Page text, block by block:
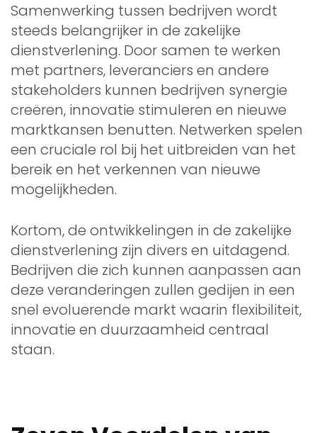
Samenwerking tussen bedrijven wordt
steeds belangrijker in de zakelijke
dienstverlening. Door samen te werken
met partners, leveranciers en andere
stakeholders kunnen bedrijven synergie
creëren, innovatie stimuleren en nieuwe
marktkansen benutten. Netwerken spelen
een cruciale rol bij het uitbreiden van het
bereik en het verkennen van nieuwe
mogelijkheden.
Kortom, de ontwikkelingen in de zakelijke
dienstverlening zijn divers en uitdagend.
Bedrijven die zich kunnen aanpassen aan
deze veranderingen zullen gedijen in een
snel evoluerende markt waarin flexibiliteit,
innovatie en duurzaamheid centraal
staan.